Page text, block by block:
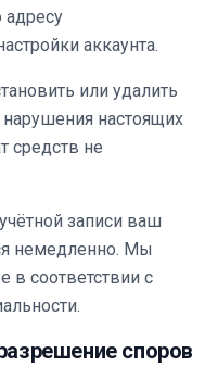
аккаунта.
или удалить
настоящих
средств не
записи ваш
немедленно. Мы
соответствии с
споров